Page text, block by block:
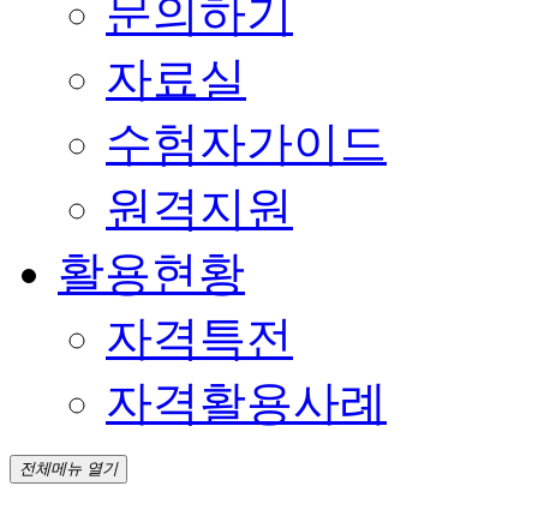
문의하기
자료실
수험자가이드
원격지원
활용현황
자격특전
자격활용사례
전체메뉴 열기